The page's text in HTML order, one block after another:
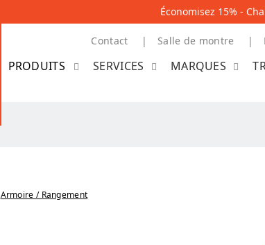
Économisez 15% -
Contact Salle de montre
SERVICES
MARQUES
Armoire / Rangement